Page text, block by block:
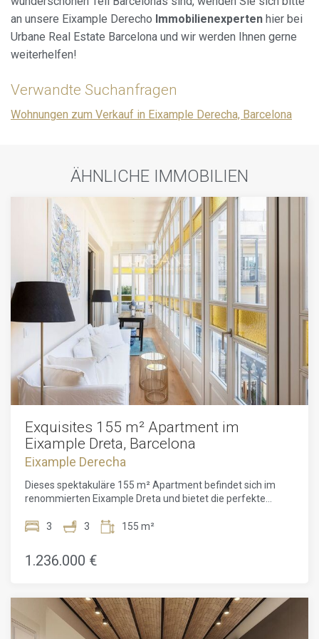
an unsere Eixample Derecho Immobilienexperten hier bei
Urbane Real Estate Barcelona und wir werden Ihnen gerne
weiterhelfen!
Verwandte Suchanfragen
Wohnungen zum Verkauf in Eixample Derecha, Barcelona
ÄHNLICHE IMMOBILIEN
Exquisites 155 m² Apartment im
Eixample Dreta, Barcelona
Eixample Derecha
Dieses spektakuläre 155 m² Apartment befindet sich im
renommierten Eixample Dreta und bietet die perfekte
für alle, die ein luxuriöses und ruhiges Wohnerlebnis in
großzügige und hell erleuchtete Wohn-Esszimmer bildet
das Herzstück des Hauses und bietet reichlich Platz für
zum Entspannen und Genießen ruhiger Momente im Freien
ist. Die friedliche Atmosphäre dieses Raums verstärkt das
allgemeine Gefühl der Ruhe, das die gesamte Wohnung
3 3 155 m²
1.236.000 €